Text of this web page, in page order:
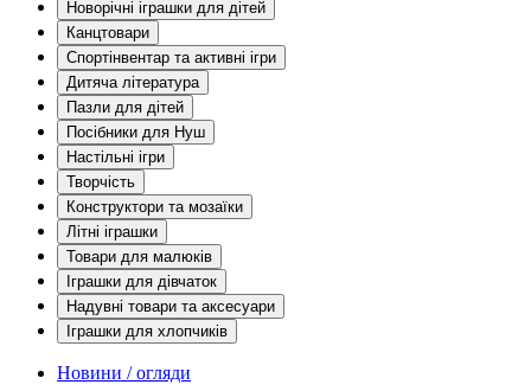
Новорічні іграшки для дітей
Канцтовари
Спортінвентар та активні ігри
Дитяча література
Пазли для дітей
Посібники для Нуш
Настільні ігри
Творчість
Конструктори та мозаїки
Літні іграшки
Товари для малюків
Іграшки для дівчаток
Надувні товари та аксесуари
Іграшки для хлопчиків
Новини / огляди